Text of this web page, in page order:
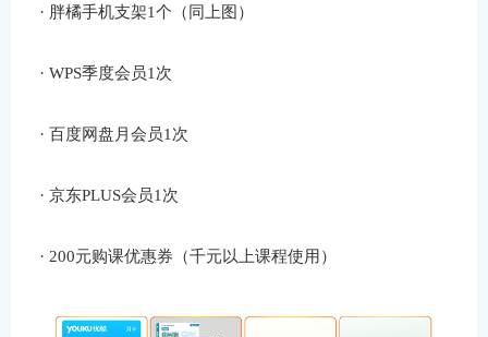
· 胖橘手机支架1个（同上图）
· WPS季度会员1次
· 百度网盘月会员1次
· 京东PLUS会员1次
· 200元购课优惠券（千元以上课程使用）